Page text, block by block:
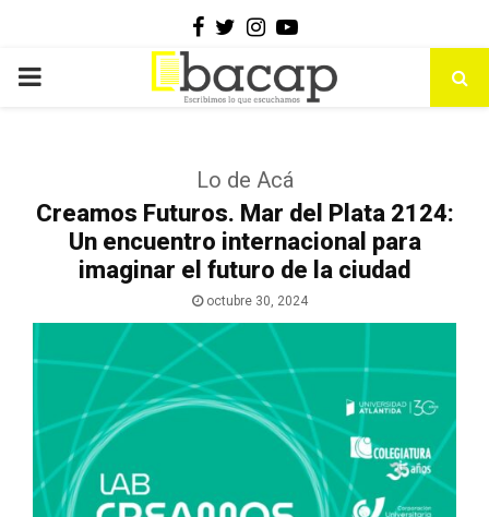
Facebook
Twitter
Instagram
Youtube
PRIMARY
Lo de Acá
Creamos Futuros. Mar del Plata 2124:
Un encuentro internacional para
imaginar el futuro de la ciudad
octubre 30, 2024